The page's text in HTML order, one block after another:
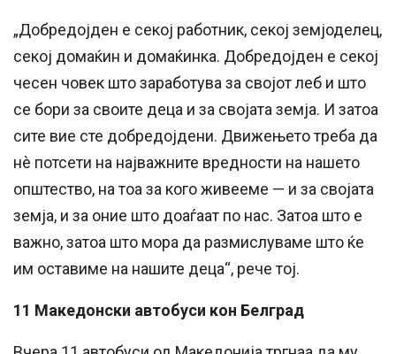
„Добредојден е секој работник, секој земјоделец,
секој домаќин и домаќинка. Добредојден е секој
чесен човек што заработува за својот леб и што
се бори за своите деца и за својата земја. И затоа
сите вие сте добредојдени. Движењето треба да
нè потсети на најважните вредности на нашето
општество, на тоа за кого живееме — и за својата
земја, и за оние што доаѓаат по нас. Затоа што е
важно, затоа што мора да размислуваме што ќе
им оставиме на нашите деца“, рече тој.
11 Македонски автобуси кон Белград